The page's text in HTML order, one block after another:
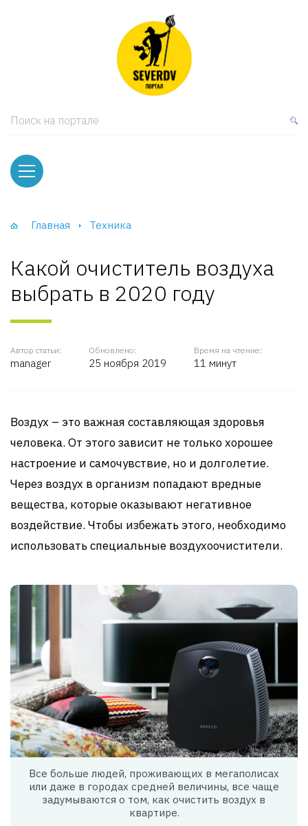
Поиск на портале
Главная Техника
Какой очиститель воздуха
выбрать в 2020 году
Автор статьи:
manager
Обновлено:
25 ноября 2019
Время на чтение:
11 минут
Воздух – это важная составляющая здоровья
человека. От этого зависит не только хорошее
настроение и самочувствие, но и долголетие.
Через воздух в организм попадают вредные
вещества, которые оказывают негативное
воздействие. Чтобы избежать этого, необходимо
использовать специальные воздухоочистители.
Все больше людей, проживающих в мегаполисах
или даже в городах средней величины, все чаще
задумываются о том, как очистить воздух в
квартире.
и тумбы
и Шкафы-Купе